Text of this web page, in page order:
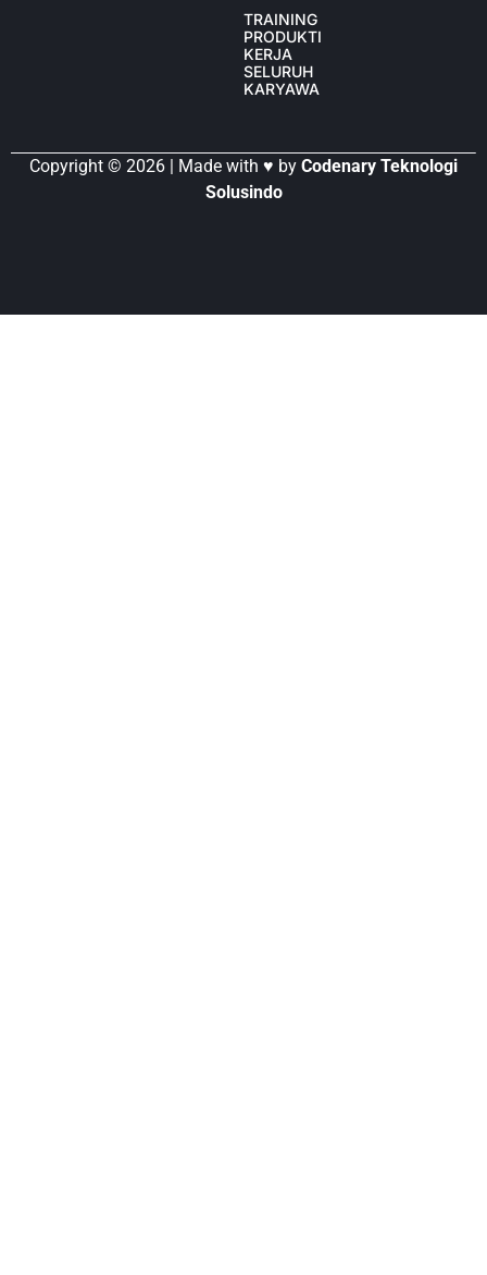
TRAINING
PRODUKTIVITAS
KERJA
SELURUH
KARYAWAN
Copyright © 2026 | Made with ♥ by Codenary Teknologi
Solusindo